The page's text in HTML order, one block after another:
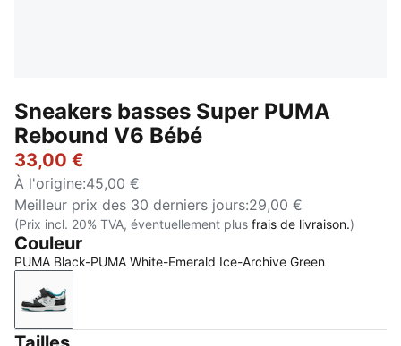
Sneakers basses Super PUMA
Rebound V6 Bébé
33,00 €
À l'origine:45,00 €
Meilleur prix des 30 derniers jours:29,00 €
(Prix incl. 20% TVA, éventuellement plus frais de livraison.)
Couleur
PUMA Black-PUMA White-Emerald Ice-Archive Green
PUMA Black-PUMA White-Emerald Ice-Archive